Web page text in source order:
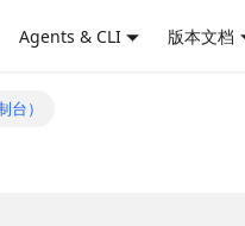
Agents & CLI 版本文档
台）